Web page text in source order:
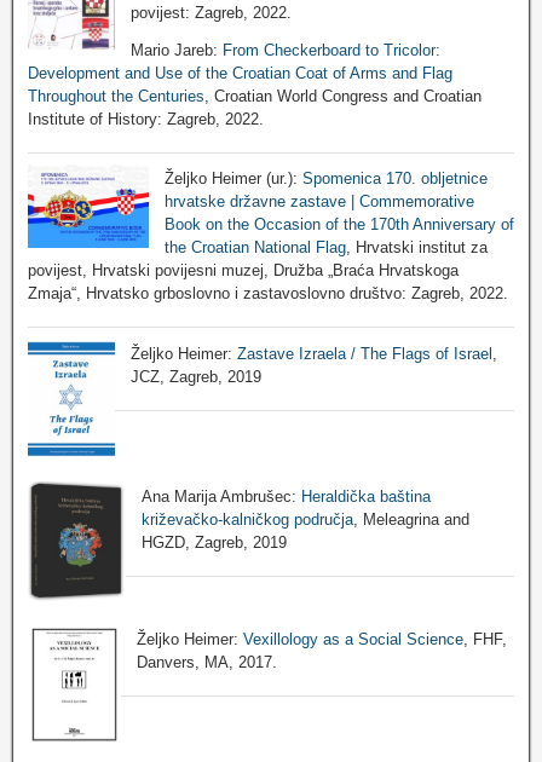
povijest: Zagreb, 2022.
Mario Jareb: From Checkerboard to Tricolor:
Development and Use of the Croatian Coat of Arms and Flag
Throughout the Centuries , Croatian World Congress and Croatian
Institute of History: Zagreb, 2022.
Željko Heimer (ur.): Spomenica 170. obljetnice
hrvatske državne zastave | Commemorative
Book on the Occasion of the 170th Anniversary of
the Croatian National Flag, Hrvatski institut za
povijest, Hrvatski povijesni muzej, Družba „Braća Hrvatskoga
Zmaja“, Hrvatsko grboslovno i zastavoslovno društvo: Zagreb, 2022.
Željko Heimer:Zastave Izraela / The Flags of Israel
JCZ, Zagreb, 2019
Ana Marija Ambrušec: Heraldička baština
križevačko-kalničkog područja, Meleagrina and
HGZD, Zagreb, 2019
Željko Heimer:Vexillology as a Social Science , FHF,
Danvers, MA, 2017.